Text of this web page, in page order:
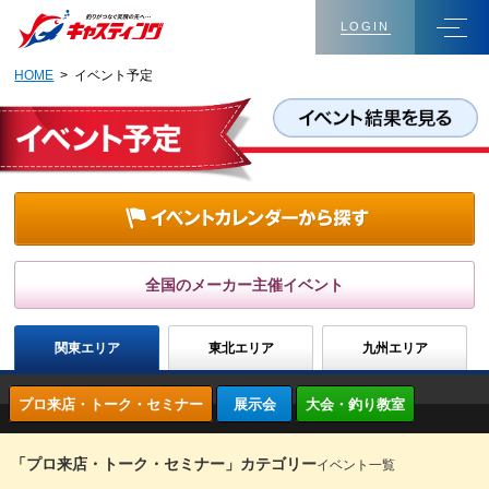
LOGIN
HOME > イベント予定
全国のメーカー主催イベント
関東エリア 東北エリア 九州エリア
プロ来店・トーク・セミナー 展示会 大会・釣り教室
「プロ来店・トーク・セミナー」カテゴリーイベント一覧